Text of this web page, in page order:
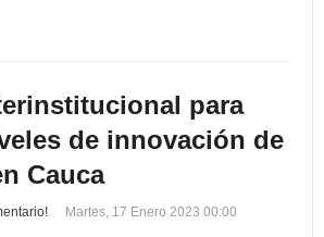
para
de innovación de
Cauca
Martes, 17 Enero 2023 00:00